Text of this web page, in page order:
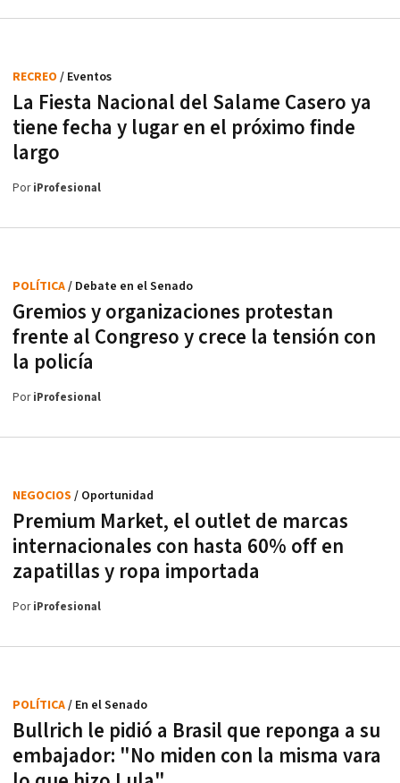
La Fiesta Nacional del Salame Casero ya
tiene fecha y lugar en el próximo finde
largo
RECREO / Eventos
PoriProfesional
Gremios y organizaciones protestan
frente al Congreso y crece la tensión con
la policía
POLÍTICA/ Debate en el Senado
PoriProfesional
Premium Market, el outlet de marcas
internacionales con hasta 60% off en
zapatillas y ropa importada
NEGOCIOS / Oportunidad
PoriProfesional
Bullrich le pidió a Brasil que reponga a su
embajador: "No miden con la misma vara
POLÍTICA/ En el Senado